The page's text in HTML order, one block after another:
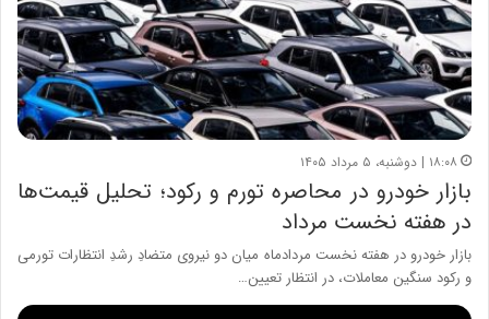
۱۸:۰۸ | دوشنبه، ۵ مرداد ۱۴۰۵
بازار خودرو در محاصره تورم و رکود؛ تحلیل قیمت‌ها
در هفته نخست مرداد
بازار خودرو در هفته نخست مردادماه میان دو نیروی متضادِ رشدِ انتظارات تورمی
و رکود سنگین معاملات، در انتظار تعیین…